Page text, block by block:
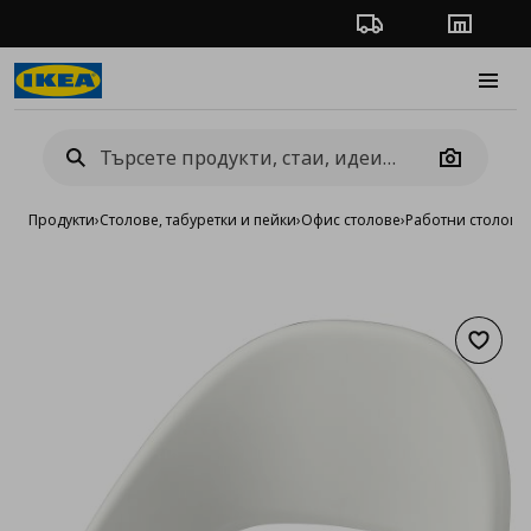
Проследяване на
Camera
Продукти›Столове, табуретки и пейки›Офис столове›Работни столове